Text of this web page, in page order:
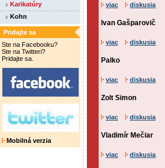
Karikatúry
Kohn
Pridajte sa
Ste na Facebooku?
Ste na Twitteri?
Pridajte sa.
Mobilná verzia
viac diskusia
Ivan Gašparovič
viac diskusia
Palko
viac diskusia
Zolt Simon
viac diskusia
Vladimír Mečiar
viac diskusia